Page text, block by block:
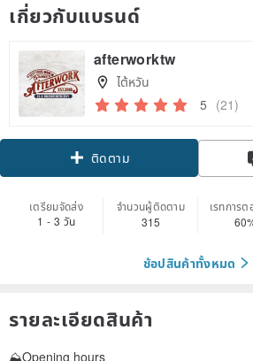
เกี่ยวกับแบรนด์
afterworktw
ไต้หวัน
5 (21)
ติดตาม
เตรียมจัดส่ง
1 - 3 วัน
จำนวนผู้ติดตาม
315
เรทการ
ช้อปสินค้าทั้งหมด
รายละเอียดสินค้า
⛰Opening hours